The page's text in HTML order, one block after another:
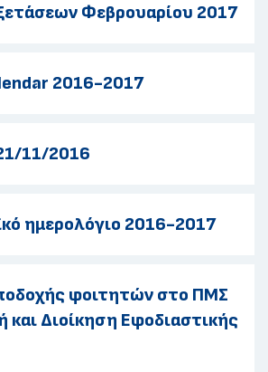
Φεβρουαρίου 2017
2016-2017
11/2016
ημερολόγιο 2016-2017
φοιτητών στο ΠΜΣ
και Διοίκηση Εφοδιαστικής